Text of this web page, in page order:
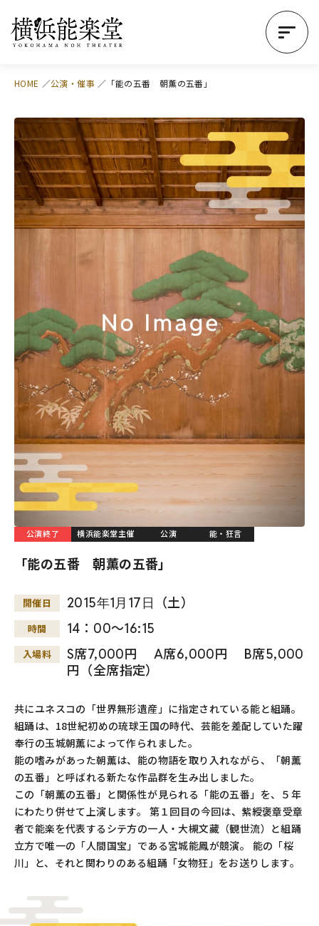
HOME 公演・催事 「能の五番 朝薫の五番」
公演終了 横浜能楽堂主催 公演 能・狂言
「能の五番 朝薫の五番」
開催日 2015年1月 17日 （土）
時間 14：00～16:15
入場料
S席7,000円 A席6,000円 B席5,000
円（全席指定）
共にユネスコの「世界無形遺産」に指定されている能と組踊。
組踊は、18世紀初めの琉球王国の時代、芸能を差配していた躍
奉行の玉城朝薫によって作られました。
能の嗜みがあった朝薫は、能の物語を取り入れながら、「朝薫
の五番」と呼ばれる新たな作品群を生み出しました。
この「朝薫の五番」と関係性が見られる「能の五番」を、５年
にわたり併せて上演します。 第１回目の今回は、紫綬褒章受章
者で能楽を代表するシテ方の一人・大槻文藏（観世流）と組踊
立方で唯一の「人間国宝」である宮城能鳳が競演。 能の「桜
川」と、それと関わりのある組踊「女物狂」をお送りします。